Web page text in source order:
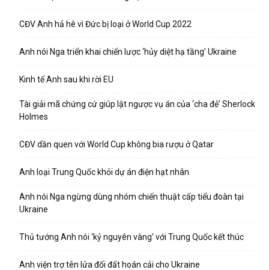
CĐV Anh hả hê vì Đức bị loại ở World Cup 2022
Anh nói Nga triển khai chiến lược ‘hủy diệt hạ tầng’ Ukraine
Kinh tế Anh sau khi rời EU
Tài giải mã chứng cứ giúp lật ngược vụ án của ‘cha đẻ’ Sherlock
Holmes
CĐV dần quen với World Cup không bia rượu ở Qatar
Anh loại Trung Quốc khỏi dự án điện hạt nhân
Anh nói Nga ngừng dùng nhóm chiến thuật cấp tiểu đoàn tại
Ukraine
Thủ tướng Anh nói ‘kỷ nguyên vàng’ với Trung Quốc kết thúc
Anh viện trợ tên lửa đối đất hoán cải cho Ukraine